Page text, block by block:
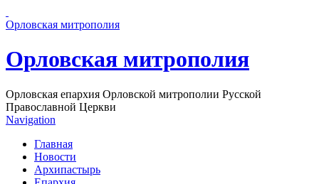
Орловская митрополия
Орловская митрополия
Орловская епархия Орловской митрополии Русской
Православной Церкви
Navigation
Главная
Новости
Архипастырь